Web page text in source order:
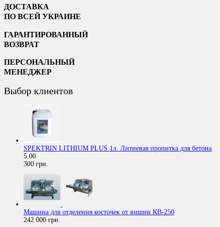
ДОСТАВКА
ПО ВСЕЙ УКРАИНЕ
ГАРАНТИРОВАННЫЙ
ВОЗВРАТ
ПЕРСОНАЛЬНЫЙ
МЕНЕДЖЕР
Выбор клиентов
SPEKTRIN LITHIUM PLUS 1л. Литиевая пропитка для бетона
5.00
300 грн.
Машина для отделения косточек от вишни КВ-250
242 000 грн.